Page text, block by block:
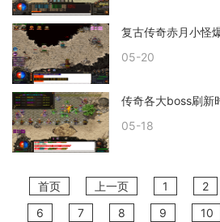
复古传奇赤月小怪
05-20
传奇各大boss刷新
05-18
首页 上一页 1 2
6
7 8 9 10